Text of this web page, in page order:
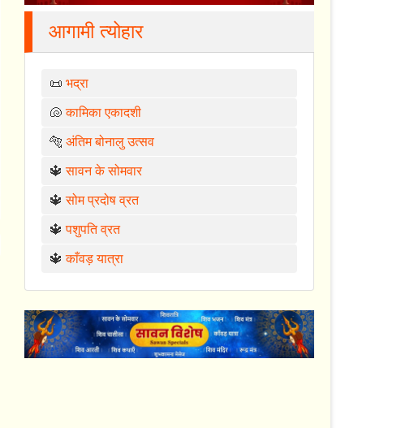
आगामी त्योहार
📜भद्रा
🐚कामिका एकादशी
🐅अंतिम बोनालु उत्सव
🔱सावन के सोमवार
🔱सोम प्रदोष व्रत
🔱पशुपति व्रत
🔱काँवड़ यात्रा